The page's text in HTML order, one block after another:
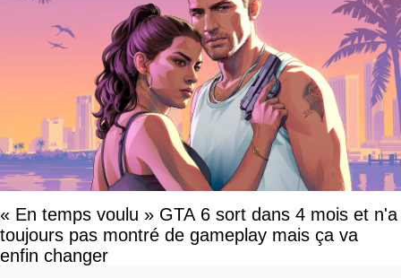
« En temps voulu » GTA 6 sort dans 4 mois et n'a
toujours pas montré de gameplay mais ça va
enfin changer